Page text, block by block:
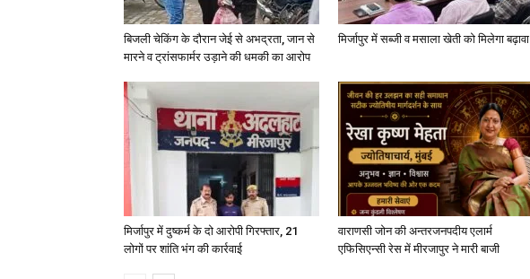
बिजली चेकिंग के दौरान जेई से अभद्रता, जान से
मारने व ट्रांसफार्मर उड़ाने की धमकी का आरोप
मिर्जापुर में सब्जी व मसाला खेती को मिलेगा बढ़ावा
मिर्जापुर में दुष्कर्म के दो आरोपी गिरफ्तार, 21
लोगों पर शांति भंग की कार्रवाई
वाराणसी जोन की अन्तरजनपदीय एलार्म
एफिसिएन्सी रेस में मीरजापुर ने मारी बाजी